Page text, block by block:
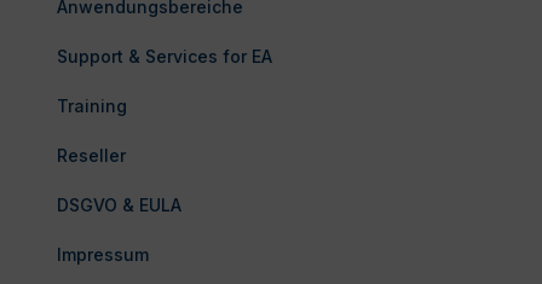
Anwendungsbereiche
Support & Services for EA
Training
Reseller
DSGVO & EULA
Impressum